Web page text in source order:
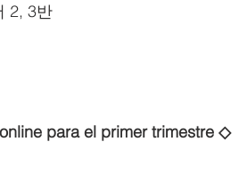
2, 3반
para el primer trimestre ◇